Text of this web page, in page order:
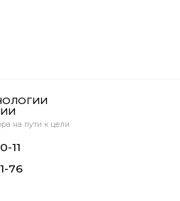
на пути к цели
11
76